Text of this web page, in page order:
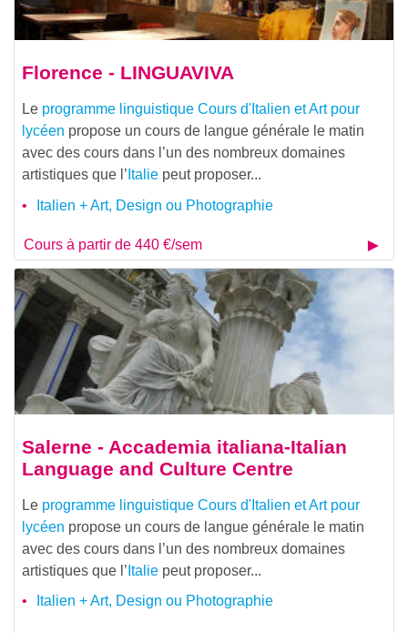
Florence - LINGUAVIVA
Le programme linguistique Cours d'Italien et Art pour
lycéen propose un cours de langue générale le matin
avec des cours dans l’un des nombreux domaines
artistiques que l’ Italie peut proposer...
Italien + Art, Design ou Photographie
Cours à partir de 440 €/sem
Salerne - Accademia italiana-Italian
Language and Culture Centre
Le programme linguistique Cours d'Italien et Art pour
lycéen propose un cours de langue générale le matin
avec des cours dans l’un des nombreux domaines
artistiques que l’ Italie peut proposer...
Italien + Art, Design ou Photographie